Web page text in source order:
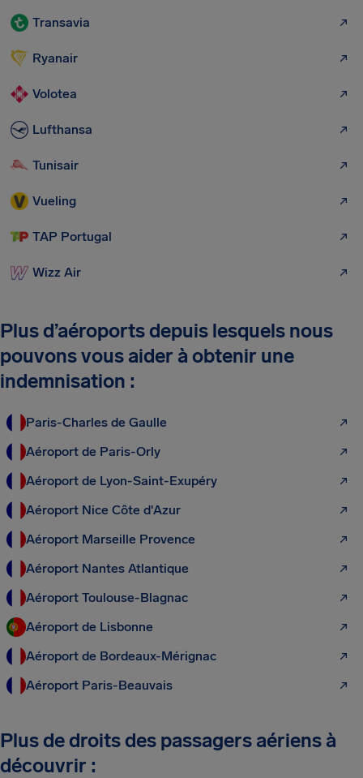
Transavia
Ryanair
Volotea
Lufthansa
Tunisair
Vueling
TAP Portugal
Wizz Air
Plus d’aéroports depuis lesquels nous
pouvons vous aider à obtenir une
indemnisation :
Paris-Charles de Gaulle
Aéroport de Paris-Orly
Aéroport de Lyon-Saint-Exupéry
Aéroport Nice Côte d'Azur
Aéroport Marseille Provence
Aéroport Nantes Atlantique
Aéroport Toulouse-Blagnac
Aéroport de Lisbonne
Aéroport de Bordeaux-Mérignac
Aéroport Paris-Beauvais
Plus de droits des passagers aériens à
découvrir :